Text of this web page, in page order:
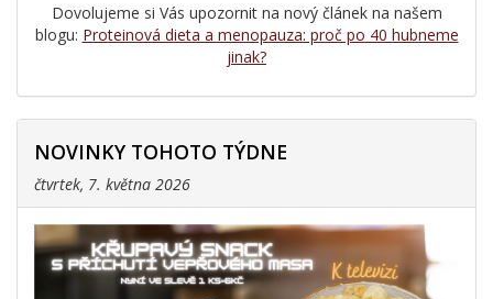
Dovolujeme si Vás upozornit na nový článek na našem
blogu: Proteinová dieta a menopauza: proč po 40 hubneme
jinak?
NOVINKY TOHOTO TÝDNE
čtvrtek, 7. května 2026